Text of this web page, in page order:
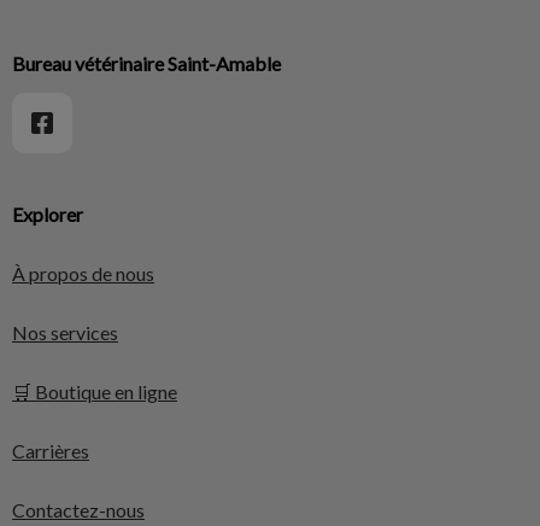
Explorer
À propos de nous
Nos services
🛒 Boutique en ligne
Carrières
Contactez-nous
Bureau vétérinaire Saint-Amable